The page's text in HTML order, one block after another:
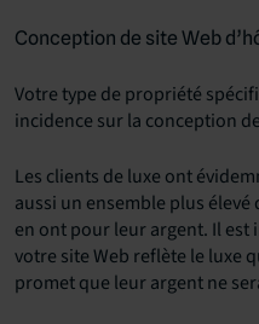
Conception de site Web
Votre type de propriété
incidence sur la conception
Les clients de luxe ont
aussi un ensemble plus élevé
en ont pour leur argent. Il
votre site Web reflète le luxe
promet que leur argent ne